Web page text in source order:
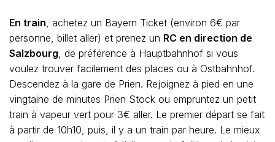
En train, achetez un Bayern Ticket (environ 6€ par
personne, billet aller) et prenez un RC en direction de
Salzbourg, de préférence à Hauptbahnhof si vous
voulez trouver facilement des places ou à Ostbahnhof.
Descendez à la gare de Prien. Rejoignez à pied en une
vingtaine de minutes Prien Stock ou empruntez un petit
train à vapeur vert pour 3€ aller. Le premier départ se fait
à partir de 10h10, puis, il y a un train par heure. Le mieux